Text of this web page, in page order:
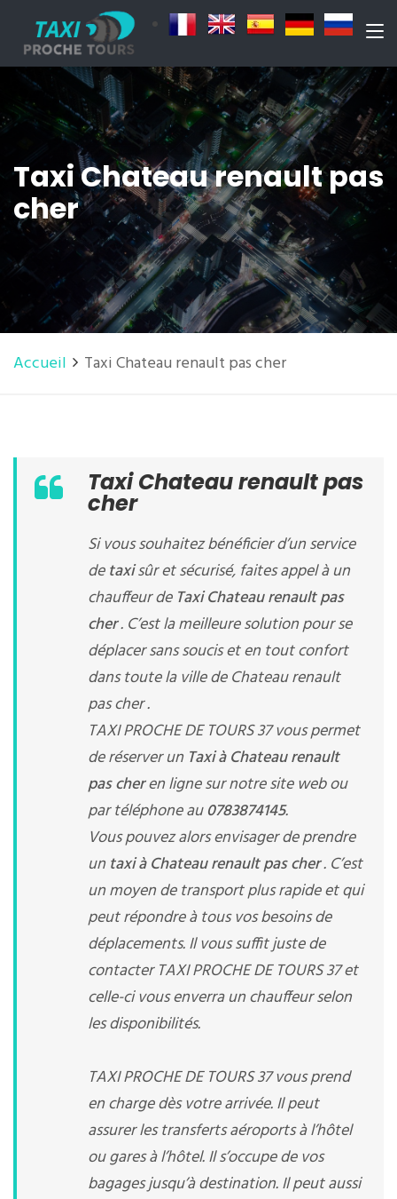
Taxi Chateau renault pas
cher
Accueil Taxi Chateau renault pas cher
Taxi Chateau renault pas
cher
Si vous souhaitez bénéficier d’un service
detaxisûr et sécurisé, faites appel à un
chauffeur de Taxi Chateau renault pas
cher. C’est la meilleure solution pour se
déplacer sans soucis et en tout confort
dans toute la ville de Chateau renault
pas cher .
TAXI PROCHE DE TOURS 37 vous permet
de réserver un Taxi à Chateau renault
pas cheren ligne sur notre site web ou
par téléphone au0783874145.
Vous pouvez alors envisager de prendre
un taxi à Chateau renault pas cher. C’est
un moyen de transport plus rapide et qui
peut répondre à tous vos besoins de
déplacements. Il vous suffit juste de
contacter TAXI PROCHE DE TOURS 37 et
celle-ci vous enverra un chauffeur selon
les disponibilités.
TAXI PROCHE DE TOURS 37 vous prend
en charge dès votre arrivée. Il peut
assurer les transferts aéroports à l’hôtel
ou gares à l’hôtel. Il s’occupe de vos
bagages jusqu’à destination. Il peut aussi